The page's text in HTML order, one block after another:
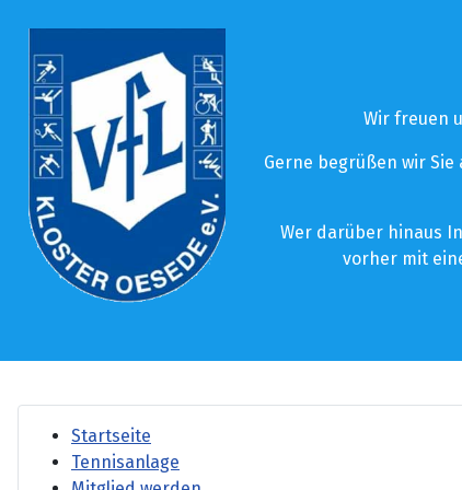
Wir freuen
Gerne begrüßen wir
Wer darüber hinaus
vorher mit
Startseite
Tennisanlage